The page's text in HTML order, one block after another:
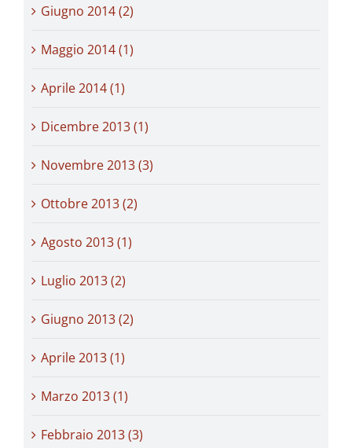
Giugno 2014 (2)
Maggio 2014 (1)
Aprile 2014 (1)
Dicembre 2013 (1)
Novembre 2013 (3)
Ottobre 2013 (2)
Agosto 2013 (1)
Luglio 2013 (2)
Giugno 2013 (2)
Aprile 2013 (1)
Marzo 2013 (1)
Febbraio 2013 (3)